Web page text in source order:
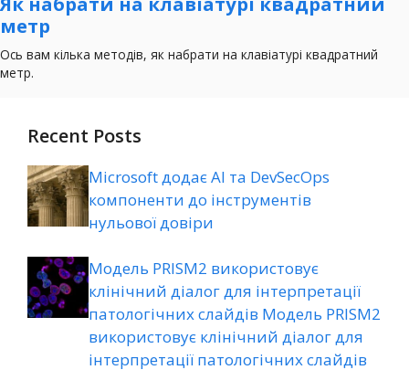
Recent Posts
Microsoft додає AI та DevSecOps
компоненти до інструментів
нульової довіри
Модель PRISM2 використовує
клінічний діалог для інтерпретації
патологічних слайдів Модель PRISM2
використовує клінічний діалог для
інтерпретації патологічних слайдів